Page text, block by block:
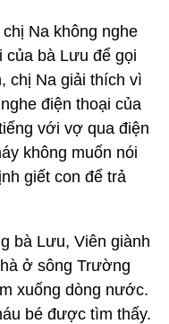
Na không nghe
của bà Lưu để gọi
chị Na giải thích vì
điện thoại của
với vợ qua điện
không muốn nói
giết con để trả
bà Lưu, Viên giành
ở sông Trường
xuống dòng nước.
bé được tìm thấy.